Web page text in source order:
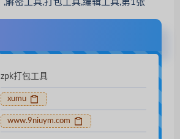
zpk打包工具
xumu
www.9niuym.com